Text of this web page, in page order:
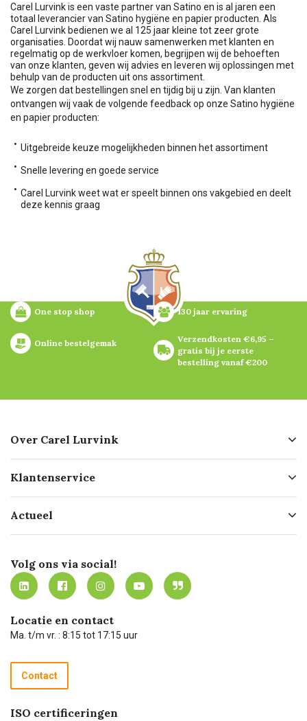
Carel Lurvink is een vaste partner van Satino en is al jaren een
totaal leverancier van Satino hygiëne en papier producten. Als
Carel Lurvink bedienen we al 125 jaar kleine tot zeer grote
organisaties. Doordat wij nauw samenwerken met klanten en
regelmatig op de werkvloer komen, begrijpen wij de behoeften
van onze klanten, geven wij advies en leveren wij oplossingen met
behulp van de producten uit ons assortiment.
We zorgen dat bestellingen snel en tijdig bij u zijn. Van klanten
ontvangen wij vaak de volgende feedback op onze Satino hygiëne
en papier producten:
Uitgebreide keuze mogelijkheden binnen het assortiment
Snelle levering en goede service
Carel Lurvink weet wat er speelt binnen ons vakgebied en deelt
deze kennis graag
One stop shop 130 jaar ervaring
Online bestelgemak
Verzendkosten €6,95 –
gratis bij je eerste
bestelling vanaf €200
Over Carel Lurvink
Geschiedenis
Missie
Certificering
Werken bij Carel Lurvink
MVO
Klantenservice
Bezorgen
Mijn Carel Lurvink
Mijn Carel Lurvink instructievideo's
Carel Lurvink App
Hulp op afstand
Technische dienst
Recycle programma
Betalen
Actueel
Innovation LAB
Tevreden klanten
Carel Lurvink Blog
Carel de podcast
Volg ons via social!
Locatie en contact
Ma. t/m vr. : 8:15 tot 17:15 uur
Contact
ISO certificeringen